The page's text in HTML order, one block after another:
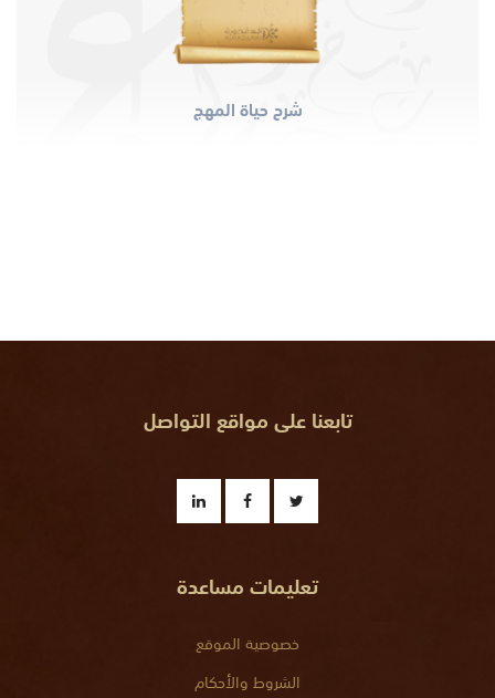
شرح حياة المهج
تابعنا على مواقع التواصل
تعليمات مساعدة
خصوصية الموقع
الشروط والأحكام